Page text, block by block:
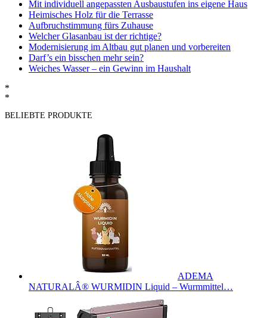
Mit individuell angepassten Ausbaustufen ins eigene Haus
Heimisches Holz für die Terrasse
Aufbruchstimmung fürs Zuhause
Welcher Glasanbau ist der richtige?
Modernisierung im Altbau gut planen und vorbereiten
Darf’s ein bisschen mehr sein?
Weiches Wasser – ein Gewinn im Haushalt
*
*
BELIEBTE PRODUKTE
ADEMA
NATURALÂ® WURMIDIN Liquid – Wurmmittel…